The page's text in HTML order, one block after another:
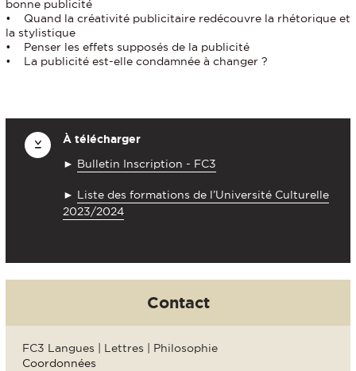
bonne publicité
• Quand la créativité publicitaire redécouvre la rhétorique et
la stylistique
• Penser les effets supposés de la publicité
• La publicité est-elle condamnée à changer ?
À télécharger
► Bulletin Inscription - FC3
► Liste des formations de l’Université Culturelle
2023/2024
Contact
FC3 Langues | Lettres | Philosophie
Coordonnées